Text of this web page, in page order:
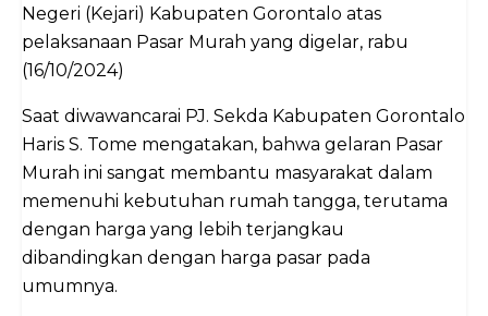
Negeri (Kejari) Kabupaten Gorontalo atas
pelaksanaan Pasar Murah yang digelar, rabu
(16/10/2024)
Saat diwawancarai PJ. Sekda Kabupaten Gorontalo
Haris S. Tome mengatakan, bahwa gelaran Pasar
Murah ini sangat membantu masyarakat dalam
memenuhi kebutuhan rumah tangga, terutama
dengan harga yang lebih terjangkau
dibandingkan dengan harga pasar pada
umumnya.